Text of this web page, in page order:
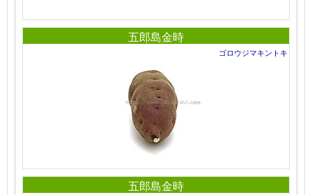
五郎島金時
ゴロウジマキントキ
五郎島金時